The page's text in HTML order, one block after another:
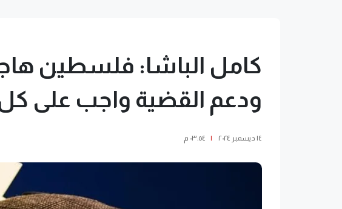
كامل الباشا: فلسطين
ودعم القضية واجب على كل
١٤ ديسمبر ٢٠٢٤ | ٠٣:٥٤ م